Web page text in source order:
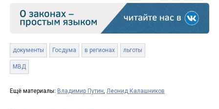
документы Госдума в регионах льготы
МВД
Ещё материалы: Владимир Путин Леонид Калашников